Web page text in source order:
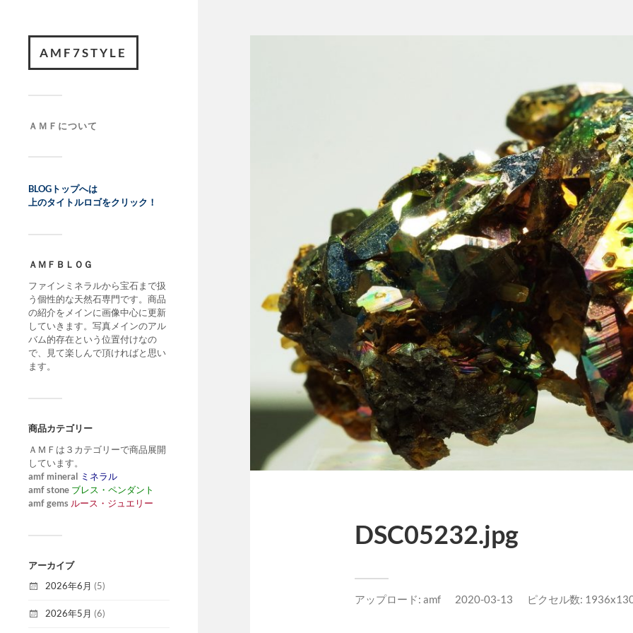
AMF7STYLE
ＡＭＦについて
BLOGトップへは
上のタイトルロゴをクリック！
ＡＭＦＢＬＯＧ
ファインミネラルから宝石まで扱
う個性的な天然石専門です。商品
の紹介をメインに画像中心に更新
していきます。写真メインのアル
バム的存在という位置付けなの
で、見て楽しんで頂ければと思い
ます。
商品カテゴリー
ＡＭＦは３カテゴリーで商品展開
しています。
amf mineral ミネラル
amf stone ブレス・ペンダント
amf gems ルース・ジュエリー
アーカイブ
2026年6月 (5)
2026年5月 (6)
DSC05232.jpg
アップロード: amf 2020-03-13 ピクセル数: